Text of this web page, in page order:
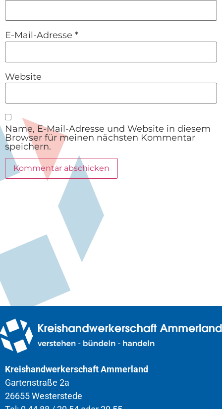
E-Mail-Adresse *
Website
Name, E-Mail-Adresse und Website in diesem
Browser für meinen nächsten Kommentar
speichern.
Kreishandwerkerschaft Ammerland
Gartenstraße 2a
26655 Westerstede